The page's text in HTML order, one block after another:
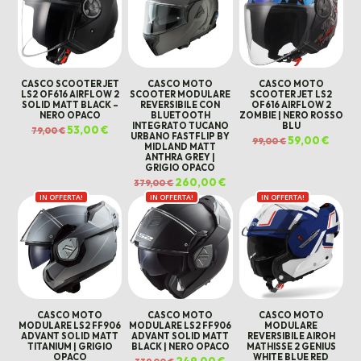
CASCO SCOOTER JET
LS2 OF616 AIRFLOW 2
SOLID MATT BLACK –
NERO OPACO
79,00€ Il
prezzo
53,00€Il
prezzo
CASCO MOTO
SCOOTER MODULARE
REVERSIBILE CON
BLUETOOTH
INTEGRATO TUCANO
URBANO FASTFLIP BY
MIDLAND MATT
ANTHRA GREY |
GRIGIO OPACO
379,00€Il
prezzo
originale
era:
379,00 €.
260,00€
prezzo
attuale
è:
260,00 €.
CASCO MOTO
SCOOTER JET LS2
OF616 AIRFLOW 2
ZOMBIE | NERO ROSSO
BLU
99,00€ Il
prezzo
59,00€
IN OFFERTA!
CASCO MOTO
MODULARE LS2 FF906
ADVANT SOLID MATT
TITANIUM | GRIGIO
OPACO
IN OFFERTA!
CASCO MOTO
MODULARE LS2 FF906
ADVANT SOLID MATT
BLACK | NERO OPACO
IN OFFERTA!
CASCO MOTO
MODULARE
REVERSIBILE AIROH
MATHISSE 2 GENIUS
WHITE BLUE RED